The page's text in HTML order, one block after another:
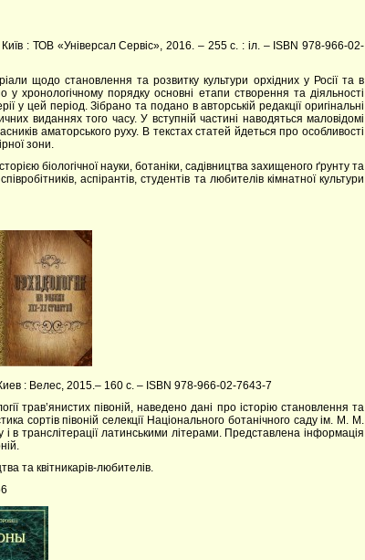
Київ : ТОВ «Універсал Сервіс», 2016. – 255 с. : іл. – ISBN 978-966-02-
щодо становлення та розвитку культури орхідних у Росії та в
хронологічному порядку основні етапи створення та діяльності
у цей період. Зібрано та подано в авторській редакції оригінальні
виданнях того часу. У вступній частині наводяться маловідомі
аматорського руху. В текстах статей йдеться про особливості
зони.
біологічної науки, ботаніки, садівництва захищеного ґрунту та
аспірантів, студентів та любителів кімнатної культури
: Велес, 2015.– 160 с. – ISBN 978-966-02-7643-7
трав’янистих півоній, наведено дані про історію становлення та
сортів півоній селекції Національного ботанічного саду ім. М. М.
в транслітерації латинськими літерами. Представлена інформація
та квітникарів-любителів.